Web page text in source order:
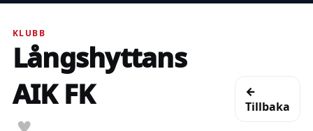
KLUBB
Långshyttans
AIK FK
←
Tillbaka